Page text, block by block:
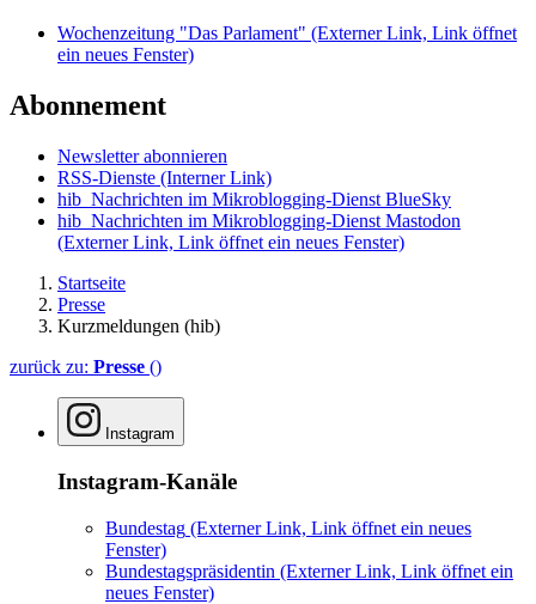
Wochenzeitung "Das Parlament" (Externer Link, Link öffnet
ein neues Fenster)
Abonnement
Newsletter abonnieren
RSS-Dienste (Interner Link)
hib_Nachrichten im Mikroblogging-Dienst BlueSky
hib_Nachrichten im Mikroblogging-Dienst Mastodon
(Externer Link, Link öffnet ein neues Fenster)
Startseite
Presse
Kurzmeldungen (hib)
zurück zu: Presse ()
Instagram
Instagram-Kanäle
Bundestag (Externer Link, Link öffnet ein neues
Fenster)
Bundestagspräsidentin (Externer Link, Link öffnet ein
neues Fenster)